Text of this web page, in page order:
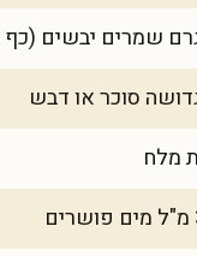
סוכר או דבש
מלח